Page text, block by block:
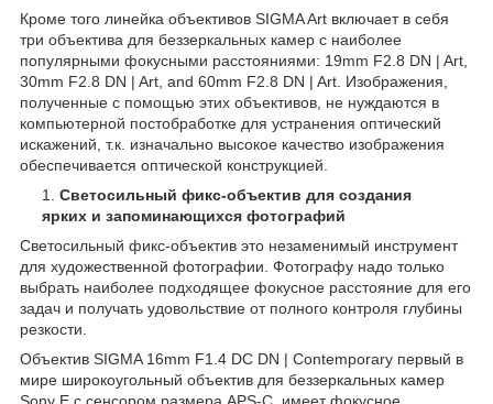
Кроме того линейка объективов SIGMA Art включает в себя
три объектива для беззеркальных камер с наиболее
популярными фокусными расстояниями: 19mm F2.8 DN | Art,
30mm F2.8 DN | Art, and 60mm F2.8 DN | Art. Изображения,
полученные с помощью этих объективов, не нуждаются в
компьютерной постобработке для устранения оптический
искажений, т.к. изначально высокое качество изображения
обеспечивается оптической конструкцией.
Светосильный фикс-объектив для создания
ярких и запоминающихся фотографий
Светосильный фикс-объектив это незаменимый инструмент
для художественной фотографии. Фотографу надо только
выбрать наиболее подходящее фокусное расстояние для его
задач и получать удовольствие от полного контроля глубины
резкости.
Объектив SIGMA 16mm F1.4 DC DN | Contemporary первый в
мире широкоугольный объектив для беззеркальных камер
Sony E с сенсором размера APS-C, имеет фокусное